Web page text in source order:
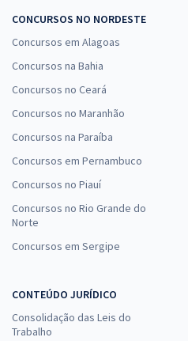
CONCURSOS NO NORDESTE
Concursos em Alagoas
Concursos na Bahia
Concursos no Ceará
Concursos no Maranhão
Concursos na Paraíba
Concursos em Pernambuco
Concursos no Piauí
Concursos no Rio Grande do
Norte
Concursos em Sergipe
CONTEÚDO JURÍDICO
Consolidação das Leis do
Trabalho